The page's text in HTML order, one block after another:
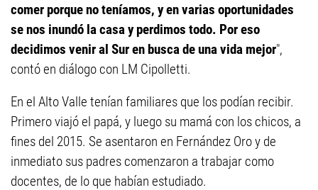
comer porque no teníamos, y en varias oportunidades
se nos inundó la casa y perdimos todo. Por eso
decidimos venir al Sur en busca de una vida mejor",
contó en diálogo con LM Cipolletti.
En el Alto Valle tenían familiares que los podían recibir.
Primero viajó el papá, y luego su mamá con los chicos, a
fines del 2015. Se asentaron en Fernández Oro y de
inmediato sus padres comenzaron a trabajar como
docentes, de lo que habían estudiado.